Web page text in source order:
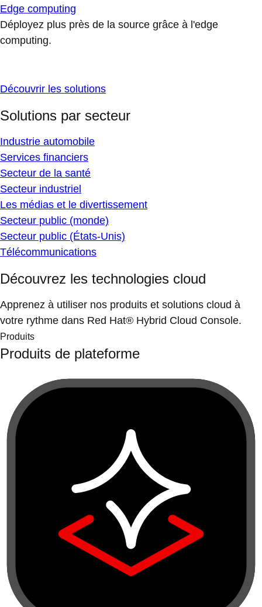
Edge computing
Déployez plus près de la source grâce à l'edge
computing.
Découvrir les solutions
Solutions par secteur
Industrie automobile
Services financiers
Secteur de la santé
Secteur industriel
Les médias et le divertissement
Secteur public (monde)
Secteur public (États-Unis)
Télécommunications
Découvrez les technologies cloud
Apprenez à utiliser nos produits et solutions cloud à
votre rythme dans Red Hat® Hybrid Cloud Console.
Produits
Produits de plateforme